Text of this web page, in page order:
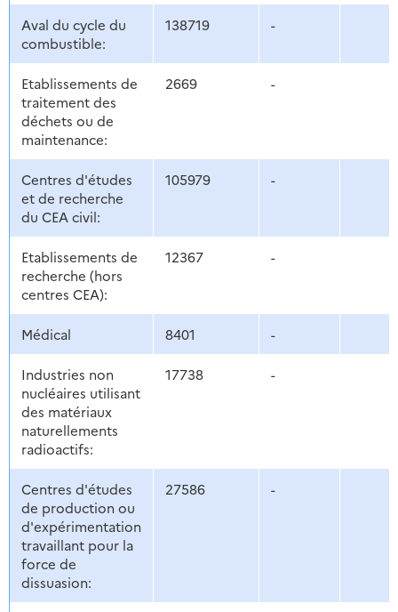
Aval du cycle du
combustible:
138719 -
Etablissements de
traitement des
déchets ou de
maintenance:
2669 -
Centres d'études
et de recherche
du CEA civil:
105979 -
Etablissements de
recherche (hors
centres CEA):
12367 -
Médical 8401 -
Industries non
nucléaires utilisant
des matériaux
naturellements
radioactifs:
17738 -
Centres d'études
de production ou
d'expérimentation
travaillant pour la
force de
dissuasion:
27586 -